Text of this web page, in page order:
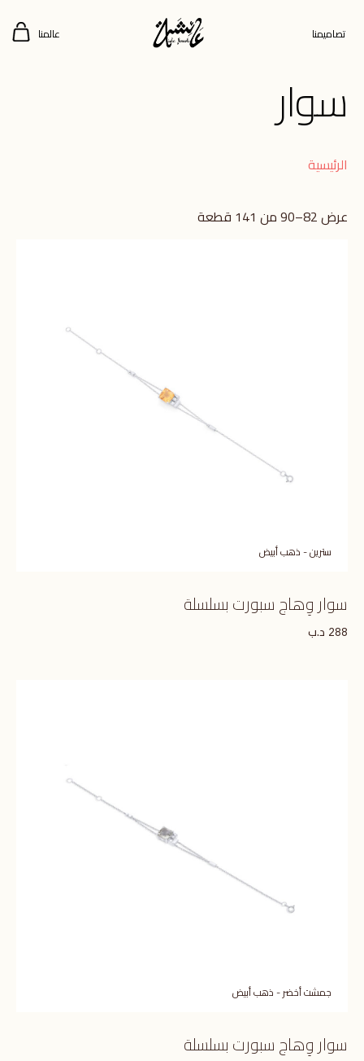
تصاميمنا عالمنا
سوار
الرئيسية
عرض 82–90 من 141 قطعة
سترين - ذهب أبيض
سوار وِهاج سبورت بسلسلة
288 د.ب
جمشت أخضر - ذهب أبيض
سوار وِهاج سبورت بسلسلة